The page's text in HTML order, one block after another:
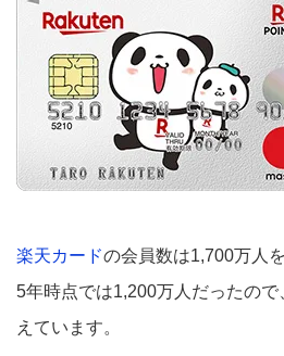
楽天カードの会員数は1,700万人
5年時点では1,200万人だったの
えています。